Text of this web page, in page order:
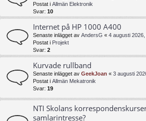
Postat i Allmän Elektronik
Svar: 10
Internet på HP 1000 A400
Senaste inlägget av AndersG « 4 augusti
Postat i Projekt
Svar: 2
Kurvade rullband
Senaste inlägget av GeekJoan « 3 augusti
Postat i Allmän Mekatronik
Svar: 19
NTI Skolans
samlarintresse?